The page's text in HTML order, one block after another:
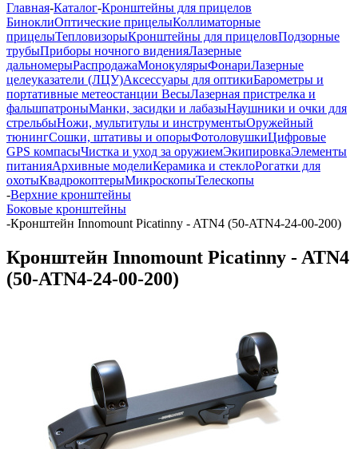
Главная-Каталог-Кронштейны для прицелов
БиноклиОптические прицелыКоллиматорные
прицелыТепловизорыКронштейны для прицеловПодзорные
трубыПриборы ночного виденияЛазерные
дальномерыРаспродажаМонокулярыФонариЛазерные
целеуказатели (ЛЦУ)Аксессуары для оптикиБарометры и
портативные метеостанции ВесыЛазерная пристрелка и
фальшпатроныМанки, засидки и лабазыНаушники и очки для
стрельбыНожи, мультитулы и инструментыОружейный
тюнингСошки, штативы и опорыФотоловушкиЦифровые
GPS компасыЧистка и уход за оружиемЭкипировкаЭлементы
питанияАрхивные моделиКерамика и стеклоРогатки для
охотыКвадрокоптерыМикроскопыТелескопы
-Верхние кронштейны
Боковые кронштейны
-Кронштейн Innomount Picatinny - ATN4 (50-ATN4-24-00-200)
Кронштейн Innomount Picatinny - ATN4
(50-ATN4-24-00-200)